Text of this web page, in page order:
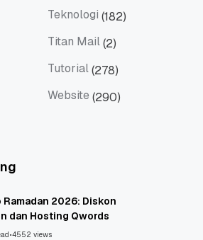
Teknologi (182)
Titan Mail(2)
Tutorial(278)
Website (290)
Ramadan 2026: Diskon
dan Hosting Qwords
•4552 views